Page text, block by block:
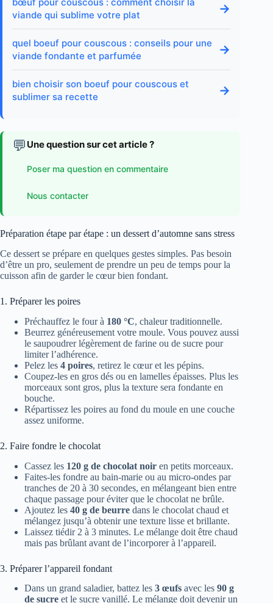
viande qui sublime votre plat
→
quel boeuf pour couscous : conseils pour une
viande fondante et parfumée
→
bien choisir son boeuf pour couscous et
sublimer sa recette
→
💬 Une question sur cet article ?
Poser ma question en commentaire
Nous contacter
Préparation étape par étape : un dessert d’automne sans stress
Ce dessert se prépare en quelques gestes simples. Pas besoin
d’être un pro, seulement de prendre un peu de temps pour la
cuisson afin de garder le cœur bien fondant.
1. Préparer les poires
Préchauffez le four à 180 °C, chaleur traditionnelle.
Beurrez généreusement votre moule. Vous pouvez aussi
le saupoudrer légèrement de farine ou de sucre pour
limiter l’adhérence.
Pelez les 4 poires, retirez le cœur et les pépins.
Coupez-les en gros dés ou en lamelles épaisses. Plus les
morceaux sont gros, plus la texture sera fondante en
bouche.
Répartissez les poires au fond du moule en une couche
assez uniforme.
2. Faire fondre le chocolat
Cassez les 120 g de chocolat noir en petits morceaux.
Faites-les fondre au bain-marie ou au micro-ondes par
tranches de 20 à 30 secondes, en mélangeant bien entre
chaque passage pour éviter que le chocolat ne brûle.
Ajoutez les 40 g de beurre dans le chocolat chaud et
mélangez jusqu’à obtenir une texture lisse et brillante.
Laissez tiédir 2 à 3 minutes. Le mélange doit être chaud
mais pas brûlant avant de l’incorporer à l’appareil.
3. Préparer l’appareil fondant
Dans un grand saladier, battez les 3 œufs avec les 90 g
de sucre et le sucre vanillé. Le mélange doit devenir un